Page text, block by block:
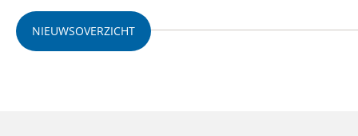
NIEUWSOVERZICHT